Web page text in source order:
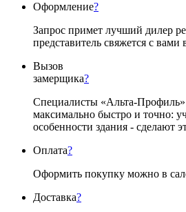
Оформление?
Запрос примет лучший дилер
представитель свяжется с
Вызов
замерщика?
Специалисты «Альта-
максимально быстро и точно:
особенности здания - сделают
Оплата?
Оформить покупку можно в
Доставка?